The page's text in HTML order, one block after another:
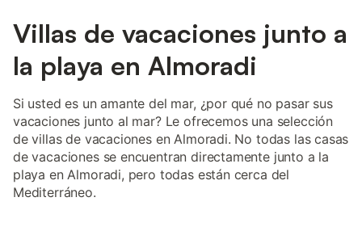
Villas de vacaciones junto a
la playa en Almoradi
Si usted es un amante del mar, ¿por qué no pasar sus
vacaciones junto al mar? Le ofrecemos una selección
de villas de vacaciones en Almoradi. No todas las casas
de vacaciones se encuentran directamente junto a la
playa en Almoradi, pero todas están cerca del
Mediterráneo.